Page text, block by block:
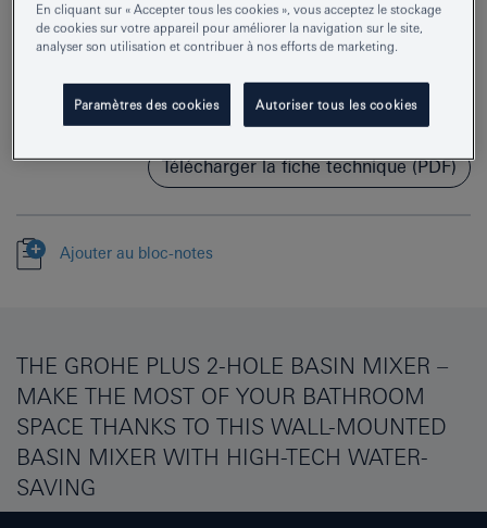
Numéro de produit 29303003
Couleur chromé
Télécharger la fiche technique (PDF)
Ajouter au bloc-notes
THE GROHE PLUS 2-HOLE BASIN MIXER –
MAKE THE MOST OF YOUR BATHROOM
SPACE THANKS TO THIS WALL-MOUNTED
BASIN MIXER WITH HIGH-TECH WATER-
SAVING
En cliquant sur « Accepter tous les cookies », vous acceptez le stockage
de cookies sur votre appareil pour améliorer la navigation sur le site,
analyser son utilisation et contribuer à nos efforts de marketing.
Paramètres des cookies Autoriser tous les cookies